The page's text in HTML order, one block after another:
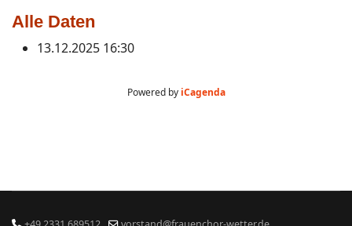
Alle Daten
13.12.2025 16:30
Powered by iCagenda